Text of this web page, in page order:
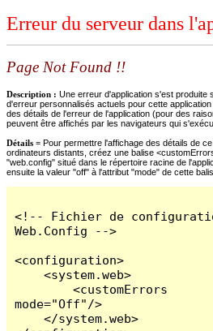
Erreur du serveur dans
Page Not Found !!
Description : Une erreur d'application s'est produite
d'erreur personnalisés actuels pour cette
des détails de l'erreur de l'application (pour des
peuvent être affichés par les navigateurs qui
Détails = Pour permettre l'affichage des détails de
ordinateurs distants, créez une balise
"web.config" situé dans le répertoire racine de
ensuite la valeur "off" à l'attribut "mode" de cette
<!-- Fichier de
Web.Config -->
<configuration>
    <system.web>
        <customErrors
mode="Off"/>
    </system.web>